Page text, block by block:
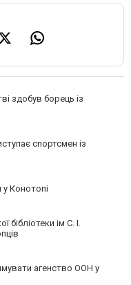
здобув борець із
спортсмен із
Конотопі
ім С. І.
агенство ООН у